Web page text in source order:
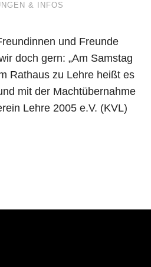
& INFOS
und Freunde
doch gern: „Am Samstag
Rathaus zu Lehre heißt es
mit der Machtübernahme
Lehre 2005 e.V. (KVL)